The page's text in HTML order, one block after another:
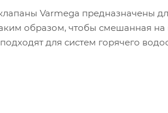
Varmega предназначены
образом, чтобы смешанная
для систем горячего
вниз).